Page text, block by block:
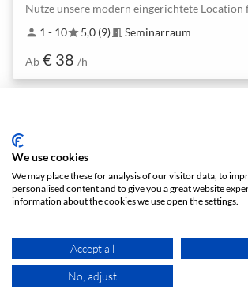
person 1 - 10star5,0 (9) meeting_room Seminarraum
Ab € 38 /h
We use cookies
We may place these for analysis of our visitor data, to
personalised content and to give you a great website
information about the cookies we use open the settings.
Accept all
No, adjust